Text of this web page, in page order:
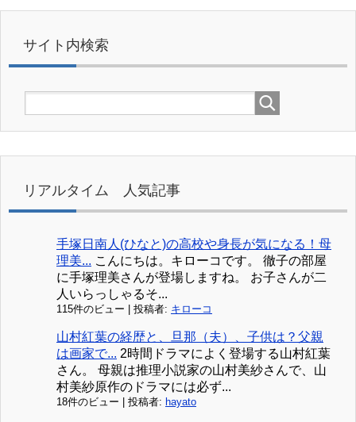
サイト内検索
リアルタイム 人気記事
手塚日南人(ひなと)の高校や身長が気になる！母
理美... こんにちは。キローコです。 徹子の部屋
に手塚理美さんが登場しますね。 お子さんが二
人いらっしゃるそ...
115件のビュー 投稿者: キローコ
山村紅葉の経歴と、旦那（夫）、子供は？父親
は画家で... 2時間ドラマによく登場する山村紅葉
さん。 母親は推理小説家の山村美紗さんで、山
村美紗原作のドラマには必ず...
18件のビュー 投稿者: hayato